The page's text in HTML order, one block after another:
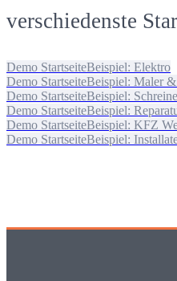
verschiedenste
Demo StartseiteBeispiel: Elektro
Demo StartseiteBeispiel: Maler
Demo StartseiteBeispiel:
Demo StartseiteBeispiel:
Demo StartseiteBeispiel: KFZ
Demo StartseiteBeispiel: